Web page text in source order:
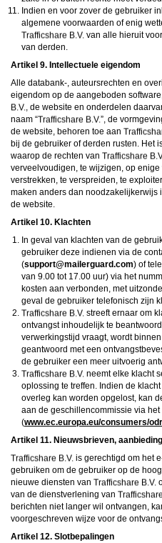
Indien en voor zover de gebruiker
algemene voorwaarden of enig
van alle hieruit
van derden.
Artikel 9. Intellectuele eigendom
Alle databank-, auteursrechten en
eigendom op de aangeboden
, de website en onderdelen
naam “
”, de
de website, behoren toe aan
bij de gebruiker of derden rusten. Het
waarop de rechten van
verveelvoudigen, te wijzigen, op
verstrekken, te verspreiden, te
maken anders dan noodzakelijkerwijs
de website.
Artikel 10. Klachten
In geval van klachten van de
gebruiker deze indienen via de
(moc.draugreliam@troppus) of
van 9.00 tot 17.00 uur) via het
kosten aan verbonden, met
geval de gebruiker telefonisch zijn
streeft ernaar om
ontvangst inhoudelijk te
verwerkingstijd vraagt, wordt
geantwoord met een
de gebruiker een meer uitvoerig
neemt elke klacht
oplossing te treffen. Indien de
overleg kan worden opgelost, kan
aan de geschillencommissie via het
(www.ec.europa.eu/consumers/
Artikel 11. Nieuwsbrieven,
is gerechtigd om het
gebruiken om de gebruiker op de
nieuwe diensten van
van de dienstverlening van
berichten niet langer wil ontvangen,
voorgeschreven wijze voor de
Artikel 12. Slotbepalingen